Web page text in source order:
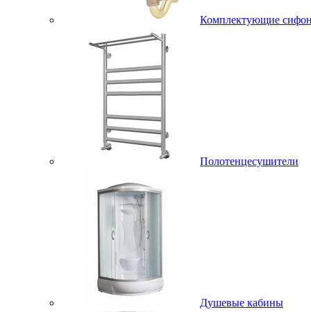
Комплектующие
Полотенцесушители
Душевые кабины